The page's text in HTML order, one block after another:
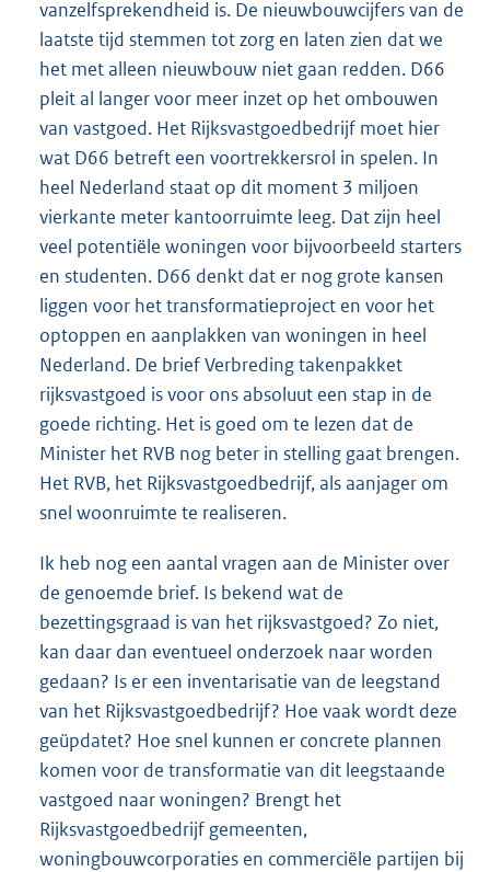
vanzelfsprekendheid is. De nieuwbouwcijfers van de
laatste tijd stemmen tot zorg en laten zien dat we
het met alleen nieuwbouw niet gaan redden. D66
pleit al langer voor meer inzet op het ombouwen
van vastgoed. Het Rijksvastgoedbedrijf moet hier
wat D66 betreft een voortrekkersrol in spelen. In
heel Nederland staat op dit moment 3 miljoen
vierkante meter kantoorruimte leeg. Dat zijn heel
veel potentiële woningen voor bijvoorbeeld starters
en studenten. D66 denkt dat er nog grote kansen
liggen voor het transformatieproject en voor het
optoppen en aanplakken van woningen in heel
Nederland. De brief Verbreding takenpakket
rijksvastgoed is voor ons absoluut een stap in de
goede richting. Het is goed om te lezen dat de
Minister het RVB nog beter in stelling gaat brengen.
Het RVB, het Rijksvastgoedbedrijf, als aanjager om
snel woonruimte te realiseren.
Ik heb nog een aantal vragen aan de Minister over
de genoemde brief. Is bekend wat de
bezettingsgraad is van het rijksvastgoed? Zo niet,
kan daar dan eventueel onderzoek naar worden
gedaan? Is er een inventarisatie van de leegstand
van het Rijksvastgoedbedrijf? Hoe vaak wordt deze
geüpdatet? Hoe snel kunnen er concrete plannen
komen voor de transformatie van dit leegstaande
vastgoed naar woningen? Brengt het
Rijksvastgoedbedrijf gemeenten,
woningbouwcorporaties en commerciële partijen bij